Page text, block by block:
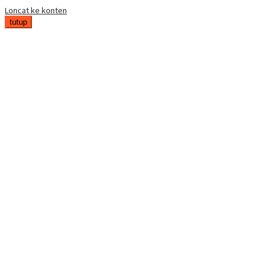
Loncat ke konten
tutup